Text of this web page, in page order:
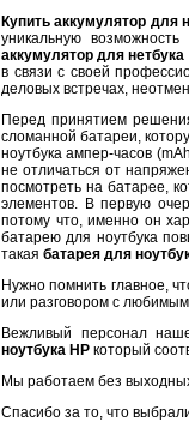
Купить аккумулятор для
уникальную
аккумулятор для нетбука
в связи с своей
деловых встречах,
Перед принятием
сломанной батареи,
ноутбука ампер-часов
не отличаться от
посмотреть на батарее,
элементов. В первую
потому что, именно он
батарею для ноутбука
такая батарея для
Нужно помнить главное,
или разговором с
Вежливый персонал
ноутбука HP который
Мы работаем без
Спасибо за то, что